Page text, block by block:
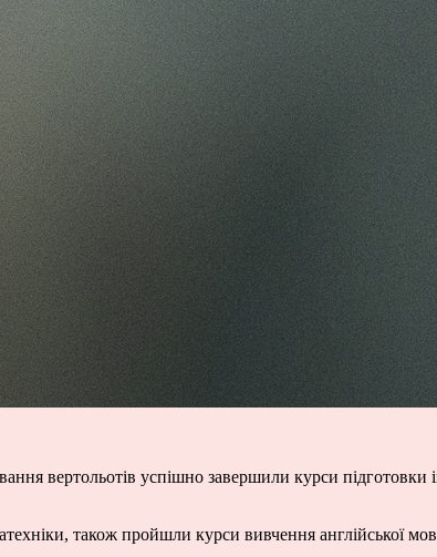
вертольотів успішно завершили курси підготовки
також пройшли курси вивчення англійської